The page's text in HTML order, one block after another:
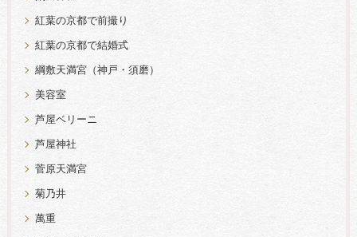
紅葉の京都で前撮り
紅葉の京都で結婚式
綱敷天満宮（神戸・須磨）
美容室
芦屋ベリーニ
芦屋神社
菅原天満宮
菊乃井
萬重